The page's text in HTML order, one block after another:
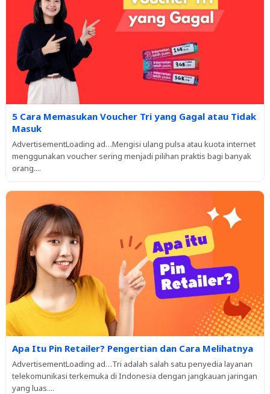
5 Cara Memasukan Voucher Tri yang Gagal atau Tidak
Masuk
AdvertisementLoading ad…Mengisi ulang pulsa atau kuota internet
menggunakan voucher sering menjadi pilihan praktis bagi banyak
orang....
Apa Itu Pin Retailer? Pengertian dan Cara Melihatnya
AdvertisementLoading ad…Tri adalah salah satu penyedia layanan
telekomunikasi terkemuka di Indonesia dengan jangkauan jaringan
yang luas....